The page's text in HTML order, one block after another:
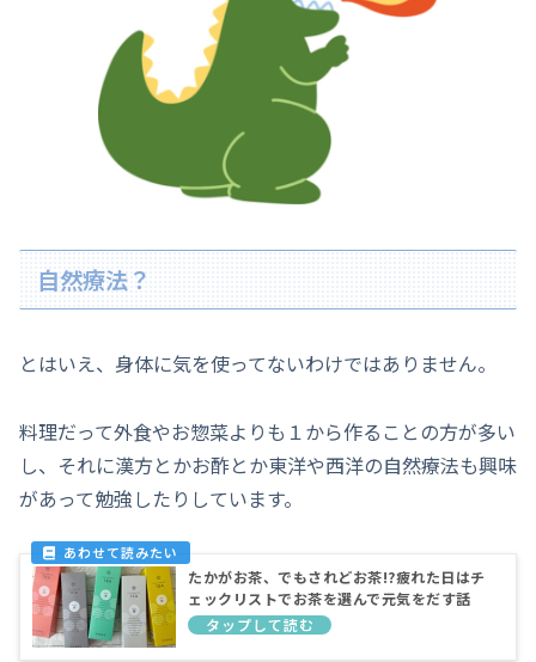
自然療法？
とはいえ、身体に気を使ってないわけではありません。
料理だって外食やお惣菜よりも１から作ることの方が多い
し、それに漢方とかお酢とか東洋や西洋の自然療法も興味
があって勉強したりしています。
たかがお茶、でもされどお茶!?疲れた日はチ
ェックリストでお茶を選んで元気をだす話